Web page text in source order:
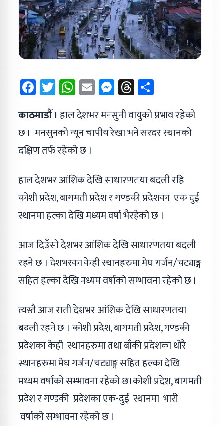
Facebook
Twitter
WhatsApp
EmailMessenger
Threads
काठमाडौँ । हाल देशभर मनसुनी वायुको प्रभाव रहेको
छ । मनसुनको न्यून चापीय रेखा भने सरदर स्थानको
दक्षिण तर्फ रहेको छ ।
हाल देशभर आंशिक देखि साधारणतया बदली रहि
कोशी प्रदेश, बागमती प्रदेश र गण्डकी प्रदेशका एक दुई
स्थानमा हल्का देखि मध्यम वर्षा भैरहेको छ ।
आज दिउँसो देशभर आंशिक देखि साधारणतया बदली
रहने छ । देशभरका केही स्थानहरुमा मेघ गर्जन/चट्याङ्ग
सहित हल्का देखि मध्यम वर्षाको सम्भावना रहेको छ ।
त्यस्तै आज राती देशभर आंशिक देखि साधारणतया
बदली रहने छ । कोशी प्रदेश, बागमती प्रदेश, गण्डकी
प्रदेशका केही स्थानहरुमा तथा बाँकी प्रदेशका थोरै
स्थानहरुमा मेघ गर्जन/चट्याङ्ग सहित हल्का देखि
मध्यम वर्षाको सम्भावना रहेको छ।कोशी प्रदेश, बागमती
प्रदेश र गण्डकी प्रदेशका एक-दुई स्थानमा भारी
वर्षाको सम्भावना रहेको छ ।